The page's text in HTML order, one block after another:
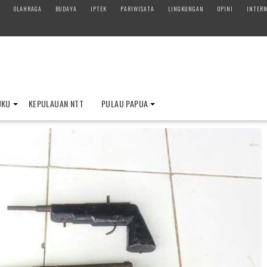
OLAHRAGA BUDAYA IPTEK PARIWISATA LINGKUNGAN OPINI
KEPULAUAN NTT PULAU PAPUA